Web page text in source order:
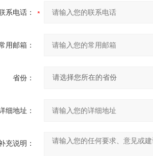
系电话：
用邮箱：
省份：
细地址：
充说明：